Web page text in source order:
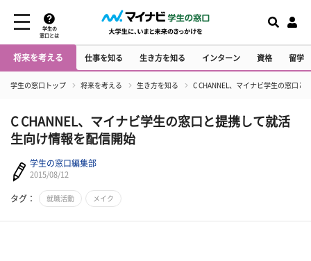
学生の
窓口とは
将来を考える 仕事を知る 生き方を知る インターン 資格 留学
学生の窓口トップ 将来を考える 生き方を知る C CHANNEL、マイナビ学生の窓口と
C CHANNEL、マイナビ学生の窓口と提携して就活
生向け情報を配信開始
学生の窓口編集部
2015/08/12
タグ： 就職活動 メイク